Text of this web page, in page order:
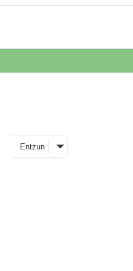
Entzun